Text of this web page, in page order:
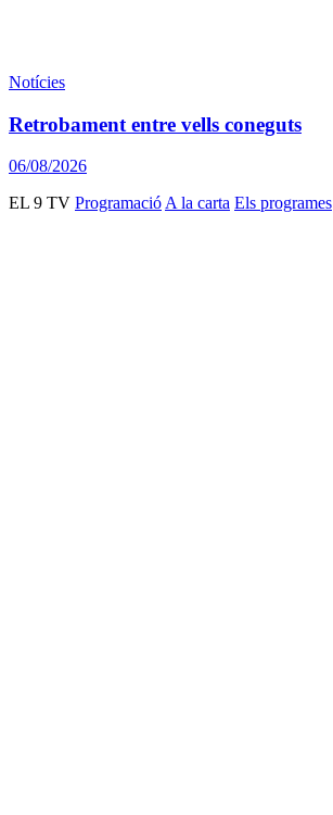
Notícies
Retrobament entre vells coneguts
06/08/2026
EL 9 TV Programació A la carta Els programes